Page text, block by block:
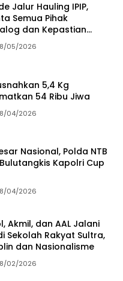
Jalur Hauling IPIP,
Semua Pihak
dan Kepastian
05/2026
5,4 Kg
54 Ribu Jiwa
04/2026
Nasional, Polda NTB
Kapolri Cup
04/2026
Akmil, dan AAL Jalani
Sekolah Rakyat Sultra,
dan Nasionalisme
02/2026